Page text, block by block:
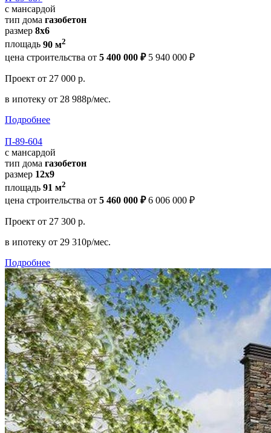
с мансардой
тип дома газобетон
размер 8x6
площадь 90 м2
цена строительства от 5 400 000 ₽ 5 940 000 ₽
Проект от 27 000 р.
в ипотеку от 28 988р/мес.
Подробнее
П-89-604
с мансардой
тип дома газобетон
размер 12х9
площадь 91 м2
цена строительства от 5 460 000 ₽ 6 006 000 ₽
Проект от 27 300 р.
в ипотеку от 29 310р/мес.
Подробнее